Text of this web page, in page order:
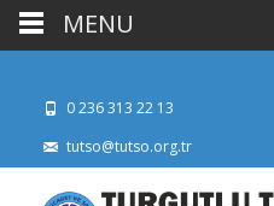
0 236 313 22 13
tutso@tutso.org.tr
MENU